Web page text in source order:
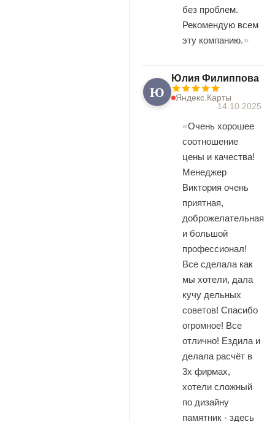
без проблем.
Рекомендую всем
эту компанию.
Ю
Юлия Филиппова
Яндекс.Карты
14.10.2025
Очень хорошее
соотношение
цены и качества!
Менеджер
Виктория очень
приятная,
доброжелательная
и большой
профессионал!
Все сделала как
мы хотели, дала
кучу дельных
советов! Спасибо
огромное! Все
отлично! Ездила и
делала расчёт в
3х фирмах,
хотели сложный
по дизайну
памятник - здесь